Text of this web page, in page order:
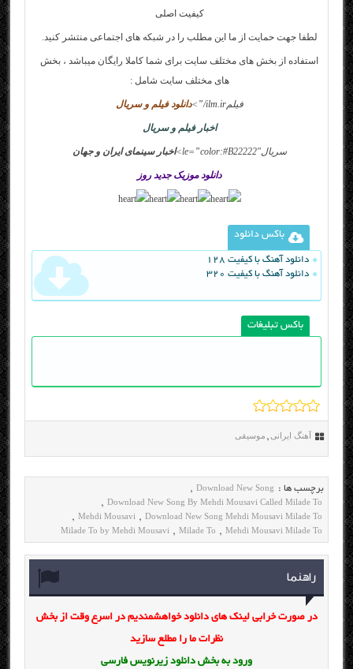
کیفیت اصلی
لطفا جهت حمایت از ما این مطلب را در شبکه های اجتماعی منتشر کنید.
استفاده از بخش های مختلف سایت برای شما کاملا رایگان میباشد ، بخش
های مختلف سایت شامل :
فیلمilm.ir/”> دانلود فیلم و سریال
اخبار فیلم و سریال
سریالle=”color:#B22222″> اخبار سینمای ایران و جهان
دانلود موزیک جدید روز
باکس دانلود
دانلود آهنگ با کیفیت 128
دانلود آهنگ با کیفیت 320
باکس تبلیغات
آهنگ ایرانی, موسیقی
برچسب ها : Download New Song
,
Download New Song By Mehdi Mousavi Called Milade To
,
Download New Song Mehdi Mousavi Milade To
,
Mehdi Mousavi
,
Mehdi Mousavi Milade To
,
Milade To
,
Milade To by Mehdi Mousavi
راهنما
در صورت خرابی لینک های دانلود خواهشمندیم در اسرع وقت از بخش
نظرات ما را مطلع سازید
ورود به بخش دانلود زیرنویس فارسی